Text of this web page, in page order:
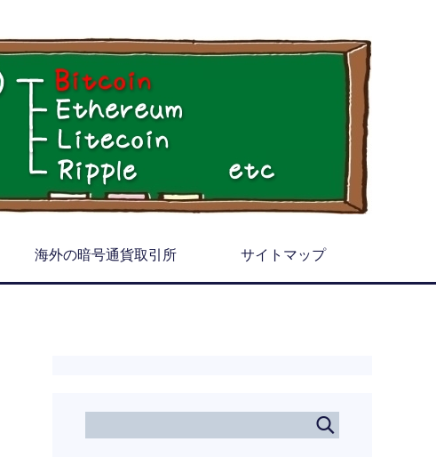
海外の暗号通貨取引所 サイトマップ